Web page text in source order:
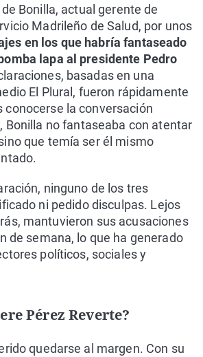
Bonilla, actual gerente de
Madrileño de Salud, por unos
en los que habría fantaseado
lapa al presidente Pedro
basadas en una
El Plural, fueron rápidamente
la conversación
Bonilla no fantaseaba con atentar
que temía ser él mismo
ninguno de los tres
ni pedido disculpas. Lejos
mantuvieron sus acusaciones
de semana, lo que ha generado
políticos, sociales y
Pérez Reverte?
quedarse al margen. Con su